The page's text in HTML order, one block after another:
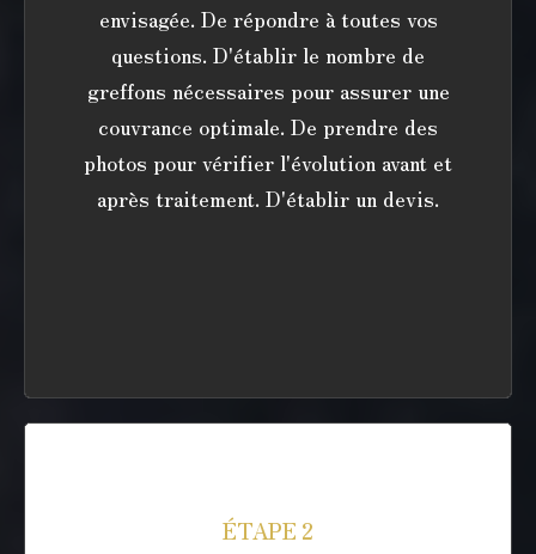
envisagée. De répondre à toutes vos
questions. D'établir le nombre de
greffons nécessaires pour assurer une
couvrance optimale. De prendre des
photos pour vérifier l'évolution avant et
après traitement. D'établir un devis.
ÉTAPE 2